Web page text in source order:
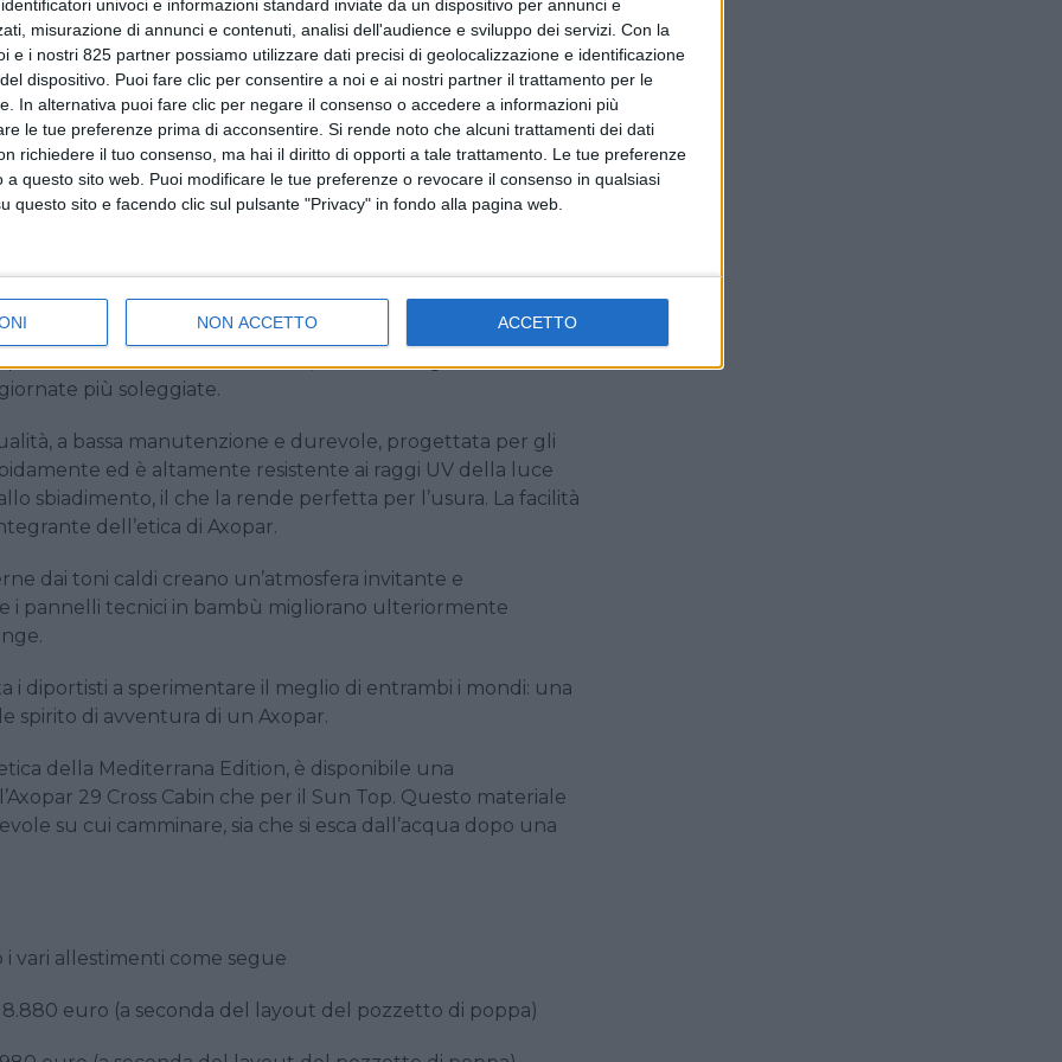
univoci e informazioni standard inviate da un dispositivo per annunci e
misurazione di annunci e contenuti, analisi dell'audience e sviluppo dei servizi. Con la
e i nostri 825 partner possiamo utilizzare dati precisi di geolocalizzazione e identificazione
dispositivo. Puoi fare clic per consentire a noi e ai nostri partner il trattamento per le
In alternativa puoi fare clic per negare il consenso o accedere a informazioni più
le tue preferenze prima di acconsentire. Si rende noto che alcuni trattamenti dei dati
richiedere il tuo consenso, ma hai il diritto di opporti a tale trattamento. Le tue preferenze
a questo sito web. Puoi modificare le tue preferenze o revocare il consenso in qualsiasi
questo sito e facendo clic sul pulsante "Privacy" in fondo alla pagina web.
NON ACCETTO ACCETTO
barche full electric che hanno percorso più di tre volte il
che provvede alla propulsione, con la costruzione dei
di ricarica.
di Axopar 29 che, con le sue 308 configurazioni
modulare al mondo”. Per questo motivo, Axopar 29 è stata
29 è stato da subito apprezzato per la sua ampia
ai clienti di adattare l’imbarcazione alle loro preferenze
porta la rinomata versatilità dell’Axopar 29 a nuovi livelli,
con miglioramenti del design. Progettata per coloro che
Mediterrana Edition migliora il comfort e la raffinatezza a
cuscini più spessi e raffinati in una sofisticata tonalità
non solo emanano stile, ma mantengono fresche e
più soleggiate.
a bassa manutenzione e durevole, progettata per gli
ed è altamente resistente ai raggi UV della luce
sbiadimento, il che la rende perfetta per l’usura. La facilità
dell’etica di Axopar.
dai toni caldi creano un’atmosfera invitante e
i pannelli tecnici in bambù migliorano ulteriormente
diportisti a sperimentare il meglio di entrambi i mondi: una
spirito di avventura di un Axopar.
della Mediterrana Edition, è disponibile una
29 Cross Cabin che per il Sun Top. Questo materiale
su cui camminare, sia che si esca dall’acqua dopo una
i vari allestimenti come segue
8.880 euro (a seconda del layout del pozzetto di poppa)